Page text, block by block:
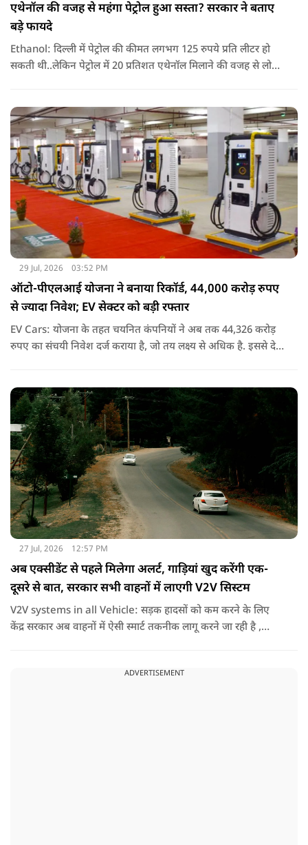
एथेनॉल की वजह से महंगा पेट्रोल हुआ सस्ता? सरकार ने बताए
बड़े फायदे
Ethanol: दिल्ली में पेट्रोल की कीमत लगभग 125 रुपये प्रति लीटर हो
सकती थी..लेकिन पेट्रोल में 20 प्रतिशत एथेनॉल मिलाने की वजह से लोगों
30 रुपये तक की बचत हुई.
29 Jul, 2026 03:52 PM
ऑटो-पीएलआई योजना ने बनाया रिकॉर्ड, 44,000 करोड़ रुपए
से ज्यादा निवेश; EV सेक्टर को बड़ी रफ्तार
EV Cars: योजना के तहत चयनित कंपनियों ने अब तक 44,326 करोड़
रुपए का संचयी निवेश दर्ज कराया है, जो तय लक्ष्य से अधिक है. इससे देश
27 Jul, 2026 12:57 PM
अब एक्सीडेंट से पहले मिलेगा अलर्ट, गाड़ियां खुद करेंगी एक-
दूसरे से बात, सरकार सभी वाहनों में लाएगी V2V सिस्टम
V2V systems in all Vehicle: सड़क हादसों को कम करने के लिए
केंद्र सरकार अब वाहनों में ऐसी स्मार्ट तकनीक लागू करने जा रही है ,
ADVERTISEMENT